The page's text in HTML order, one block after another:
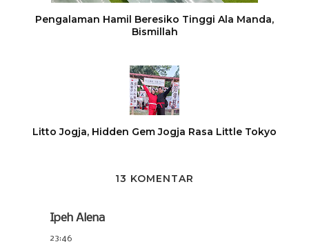
Pengalaman Hamil Beresiko Tinggi Ala Manda,
Bismillah
Litto Jogja, Hidden Gem Jogja Rasa Little Tokyo
13 KOMENTAR
Ipeh Alena
23:46